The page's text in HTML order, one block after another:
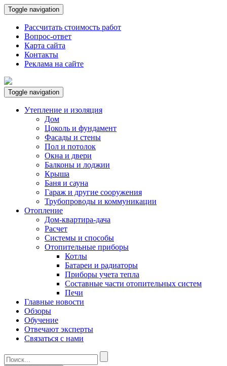
Toggle navigation
Рассчитать стоимость работ
Вопрос-ответ
Карта сайта
Контакты
Реклама на сайте
Toggle navigation
Утепление и изоляция
Дом
Цоколь и фундамент
Фасады и стены
Пол и потолок
Окна и двери
Балконы и лоджии
Крыша
Баня и сауна
Гараж и другие сооружения
Трубопроводы и коммуникации
Отопление
Дом-квартира-дача
Расчет
Системы и способы
Отопительные приборы
Котлы
Батареи и радиаторы
Приборы учета тепла
Составные части отопительных систем
Печи
Главные новости
Обзоры
Обучение
Отвечают эксперты
Связаться с нами